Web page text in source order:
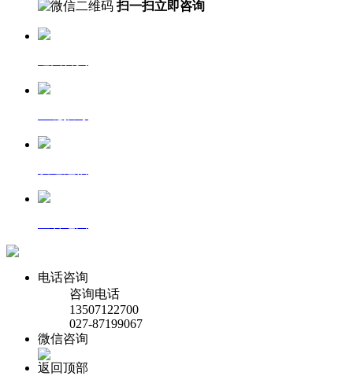
扫一扫立即咨询
电话咨询
咨询电话
13507122700
027-87199067
微信咨询
返回顶部